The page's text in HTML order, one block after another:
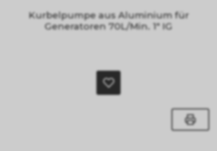
Kurbelpumpe aus Aluminium für
Generatoren 70L/Min. 1" IG